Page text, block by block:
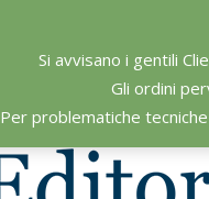
Si avvisano i gentili
Gli ordini
Per problematiche